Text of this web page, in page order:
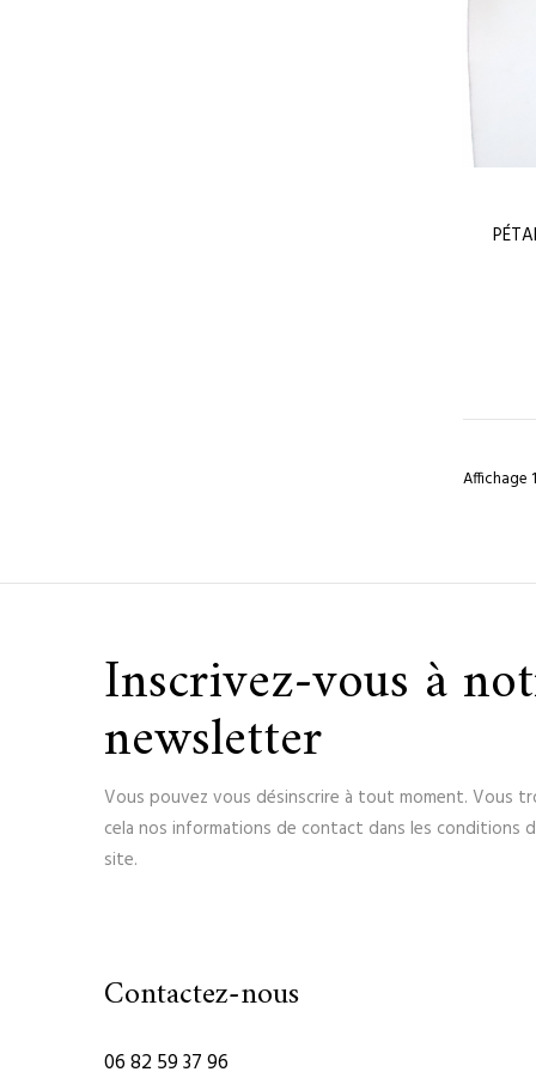
Affichage
Inscrivez-vous à
newsletter
Vous pouvez vous désinscrire à tout moment. Vous
cela nos informations de contact dans les conditions
site.
Contactez-nous
06 82 59 37 96